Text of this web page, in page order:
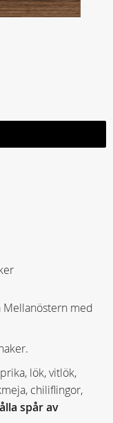
med
lök, vitlök,
chiliflingor,
spår av